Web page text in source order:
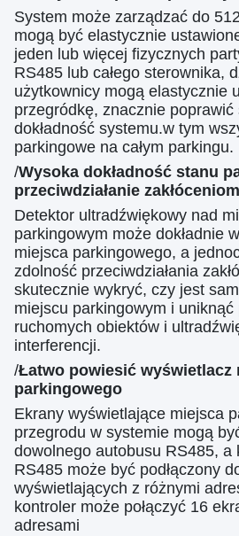
System może zarządzać do
mogą być elastycznie
jeden lub więcej fizycznych
RS485 lub całego sterownika,
użytkownicy mogą elastycznie
przegródkę, znacznie poprawić
dokładność systemu.w tym
parkingowe na całym parkingu.
/Wysoka dokładność stanu
przeciwdziałanie zakłóceniom
Detektor ultradźwiękowy nad
parkingowym może dokładnie
miejsca parkingowego, a
zdolność przeciwdziałania
skutecznie wykryć, czy jest
miejscu parkingowym i uniknąć
ruchomych obiektów i
interferencji.
/Łatwo powiesić wyświetlacz
parkingowego
Ekrany wyświetlające miejsca
przegrodu w systemie mogą
dowolnego autobusu RS485, a
RS485 może być podłączony
wyświetlających z różnymi
kontroler może połączyć 16
adresami